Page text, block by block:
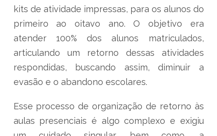
kits de atividade impressas, para os alunos do
primeiro ao oitavo ano. O objetivo era
atender 100% dos alunos matriculados,
articulando um retorno dessas atividades
respondidas, buscando assim, diminuir a
evasão e o abandono escolares.
Esse processo de organização de retorno às
aulas presenciais é algo complexo e exigiu